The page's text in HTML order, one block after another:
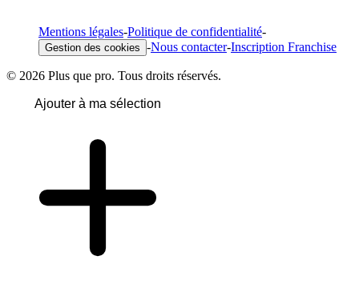
Mentions légales-Politique de confidentialité-
Gestion des cookies -Nous contacter-Inscription Franchise
© 2026 Plus que pro. Tous droits réservés.
Ajouter à ma sélection